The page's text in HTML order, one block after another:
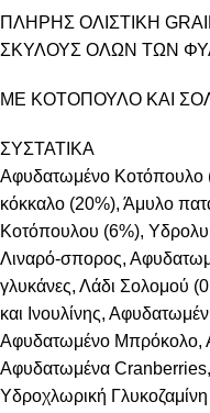
ΠΛΗΡΗΣ ΟΛΙΣΤΙΚΗ
ΣΚΥΛΟΥΣ ΟΛΩΝ ΤΩΝ
ΜΕ ΚΟΤΟΠΟΥΛΟ ΚΑΙ
ΣΥΣΤΑΤΙΚΑ
Αφυδατωμένο Κοτόπουλο
κόκκαλο (20%), Άμυλο
Κοτόπουλου (6%),
Λιναρό-σπορος,
γλυκάνες, Λάδι Σολομού
και Ινουλίνης,
Αφυδατωμένο Μπρόκολο,
Αφυδατωμένα
Υδροχλωρική